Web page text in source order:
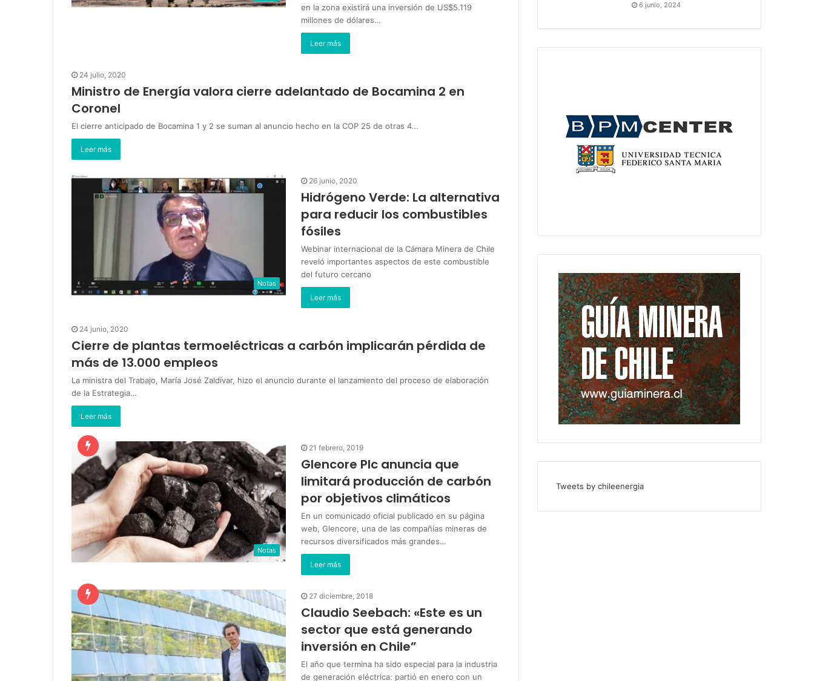
en la zona existirá una inversión de US$5.119
millones de dólares…
Leer más
24 julio, 2020
Ministro de Energía valora cierre adelantado de Bocamina 2 en
Coronel
El cierre anticipado de Bocamina 1 y 2 se suman al anuncio hecho en la COP 25 de otras 4…
Leer más
Notas
26 junio, 2020
Hidrógeno Verde: La alternativa
para reducir los combustibles
fósiles
Webinar internacional de la Cámara Minera de Chile
reveló importantes aspectos de este combustible
del futuro cercano
Leer más
24 junio, 2020
Cierre de plantas termoeléctricas a carbón implicarán pérdida de
más de 13.000 empleos
La ministra del Trabajo, María José Zaldívar, hizo el anuncio durante el lanzamiento del proceso de elaboración
de la Estrategia…
Leer más
Notas
21 febrero, 2019
Glencore Plc anuncia que
limitará producción de carbón
por objetivos climáticos
En un comunicado oficial publicado en su página
web, Glencore, una de las compañías mineras de
recursos diversificados más grandes…
Leer más
27 diciembre, 2018
Claudio Seebach: «Este es un
sector que está generando
inversión en Chile”
El año que termina ha sido especial para la industria
de generación eléctrica: partió en enero con un
6 junio, 2024
Tweets by chileenergia